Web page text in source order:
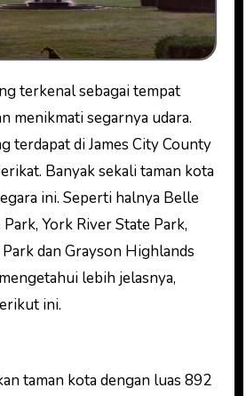
menikmati segarnya udara.
terdapat di James City County
Banyak sekali taman kota
ini. Seperti halnya Belle
York River State Park,
dan Grayson Highlands
lebih jelasnya,
ini.
taman kota dengan luas 892